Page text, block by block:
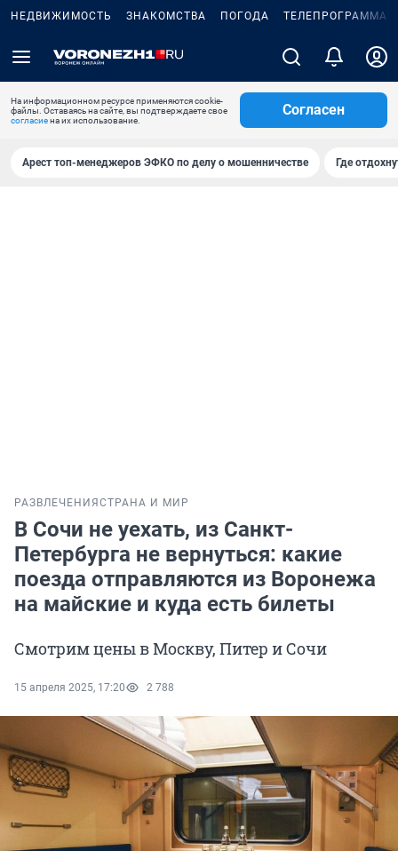
НЕДВИЖИМОСТЬ ЗНАКОМСТВА ПОГОДА ТЕЛЕПРОГРАММА
На информационном ресурсе применяются cookie-
файлы. Оставаясь на сайте, вы подтверждаете свое
согласиена их использование.
Согласен
Арест топ-менеджеров ЭФКО по делу о мошенничестве Где
РАЗВЛЕЧЕНИЯ СТРАНА И МИР
В Сочи не уехать, из Санкт-
Петербурга не вернуться: какие
поезда отправляются из Воронежа
на майские и куда есть билеты
Смотрим цены в Москву, Питер и Сочи
15 апреля 2025, 17:20 2 788